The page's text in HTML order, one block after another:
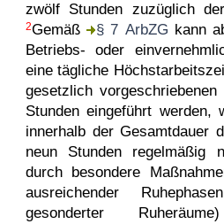
zwölf Stunden zuzüglich
2Gemäß § 7 ArbZG kann
Betriebs- oder
eine tägliche
gesetzlich
Stunden eingeführt werden,
innerhalb der Gesamtdauer
neun Stunden regelmäßig
durch besondere
ausreichender
gesonderter